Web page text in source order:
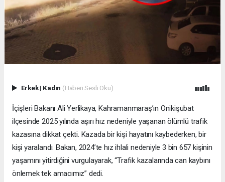
Erkek| Kadın (Haberi Sesli Oku)
İçişleri Bakanı Ali Yerlikaya, Kahramanmaraş’ın Onikişubat
ilçesinde 2025 yılında aşırı hız nedeniyle yaşanan ölümlü trafik
kazasına dikkat çekti. Kazada bir kişi hayatını kaybederken, bir
kişi yaralandı. Bakan, 2024’te hız ihlali nedeniyle 3 bin 657 kişinin
yaşamını yitirdiğini vurgulayarak, “Trafik kazalarında can kaybını
önlemek tek amacımız” dedi.